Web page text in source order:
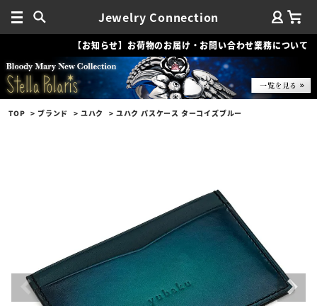
Jewelry Connection
【お知らせ】お荷物のお届け・お問い合わせ業務について
TOP ブランド ユハク ユハク パスケース ターコイズブルー